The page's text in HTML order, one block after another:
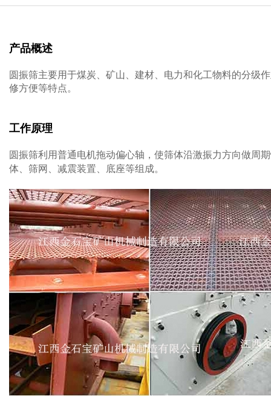
产品概述
圆振筛主要用于煤炭、矿山、建材、电力和化工物料的分级
修方便等特点。
工作原理
圆振筛利用普通电机拖动偏心轴，使筛体沿激振力方向做周
体、筛网、减震装置、底座等组成。